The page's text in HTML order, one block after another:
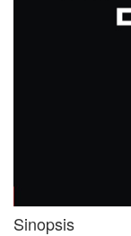
Sinopsis